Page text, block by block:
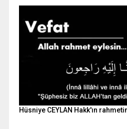
Hüsniye CEYLAN Hakk'ın